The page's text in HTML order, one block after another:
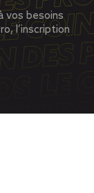
vos besoins
l’inscription